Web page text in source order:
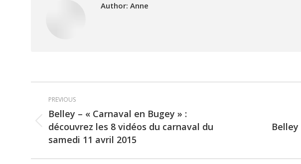
Author: Anne
Post
navigation
PREVIOUS
Previous
post:
Belley – « Carnaval en Bugey » :
découvrez les 8 vidéos du carnaval du
samedi 11 avril 2015
Belley